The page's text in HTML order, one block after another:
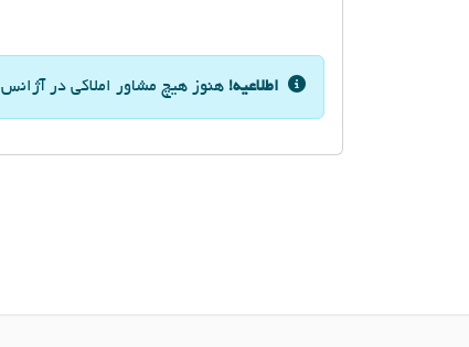
اطلاعیه! هنوز هیچ مشاور املاکی در آژانس